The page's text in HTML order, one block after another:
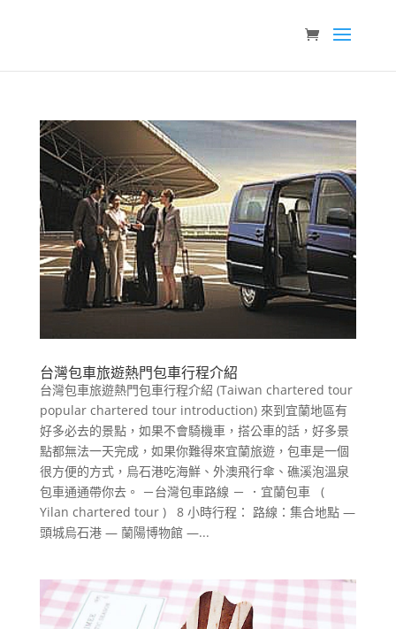
台灣包車旅遊熱門包車行程介紹
台灣包車旅遊熱門包車行程介紹 (Taiwan chartered tour
popular chartered tour introduction) 來到宜蘭地區有
好多必去的景點，如果不會騎機車，搭公車的話，好多景
點都無法一天完成，如果你難得來宜蘭旅遊，包車是一個
很方便的方式，烏石港吃海鮮、外澳飛行傘、礁溪泡溫泉
包車通通帶你去。 －台灣包車路線 － ．宜蘭包車 (
Yilan chartered tour ) 8 小時行程： 路線：集合地點 —
頭城烏石港 — 蘭陽博物館 —...